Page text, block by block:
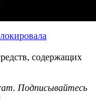
содержащих
Подписывайтесь